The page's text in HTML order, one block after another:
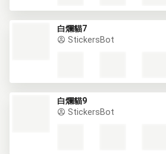
白爛貓7
StickersBot
白爛貓9
StickersBot